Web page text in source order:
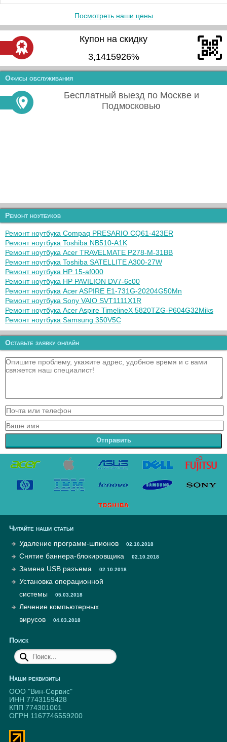
Посмотреть наши цены
Купон на скидку
3,1415926%
Офисы обслуживания
Бесплатный выезд по Москве и
Подмосковью
Ремонт ноутбуков
Ремонт ноутбука Compaq PRESARIO CQ61-423ER
Ремонт ноутбука Toshiba NB510-A1K
Ремонт ноутбука Acer TRAVELMATE P278-M-31BB
Ремонт ноутбука Toshiba SATELLITE A300-27W
Ремонт ноутбука HP 15-af000
Ремонт ноутбука HP PAVILION DV7-6c00
Ремонт ноутбука Acer ASPIRE E1-731G-20204G50Mn
Ремонт ноутбука Sony VAIO SVT1111X1R
Ремонт ноутбука Acer Aspire TimelineX 5820TZG-P604G32Miks
Ремонт ноутбука Samsung 350V5C
Оставьте заявку онлайн
Отправить
Читайте наши статьи
Удаление программ-шпионов
02.10.2018
Снятие баннера-блокировщика 02.10.2018
Замена USB разъема 02.10.2018
Установка операционной
системы
05.03.2018
Лечение компьютерных
вирусов
04.03.2018
Поиск
Наши реквизиты
ООО "Вин-Сервис"
ИНН 7743159428
КПП 774301001
ОГРН 1167746559200